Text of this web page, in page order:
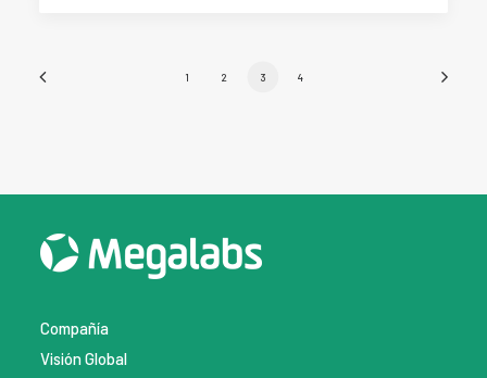
1 2 3 4
Compañía
Visión Global